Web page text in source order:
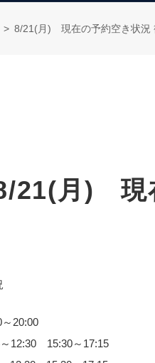
8/21(月) 現在の予約空き状況
21(月) 現
20:00
12:30 15:30～17:15